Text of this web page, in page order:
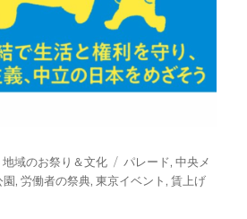
地域のお祭り＆文化
タ
グ
パレード,中央メ
園,労働者の祭典,東京イベント,賃上げ